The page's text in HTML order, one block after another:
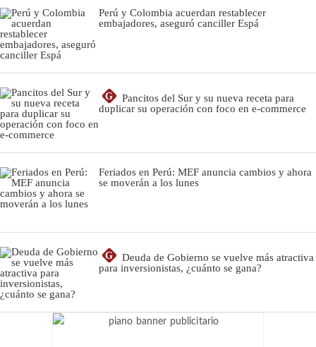
Perú y Colombia acuerdan restablecer
embajadores, aseguró canciller Espá
G
Pancitos del Sur y su nueva receta para
duplicar su operación con foco en e-commerce
Feriados en Perú: MEF anuncia cambios y ahora
se moverán a los lunes
G
Deuda de Gobierno se vuelve más atractiva
para inversionistas, ¿cuánto se gana?